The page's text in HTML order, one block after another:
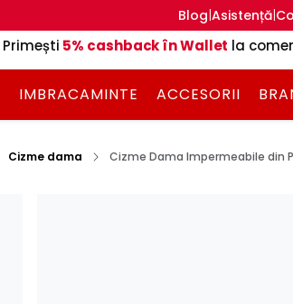
Blog|Asistență|
Primești 5% cashback în Wallet la
IMBRACAMINTE ACCESORII
Cizme dama Cizme Dama Impermeabile din